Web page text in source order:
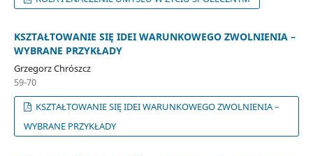
KSZTAŁTOWANIE SIĘ IDEI WARUNKOWEGO ZWOLNIENIA –
WYBRANE PRZYKŁADY
Grzegorz Chrószcz
59-70
KSZTAŁTOWANIE SIĘ IDEI WARUNKOWEGO ZWOLNIENIA –
WYBRANE PRZYKŁADY